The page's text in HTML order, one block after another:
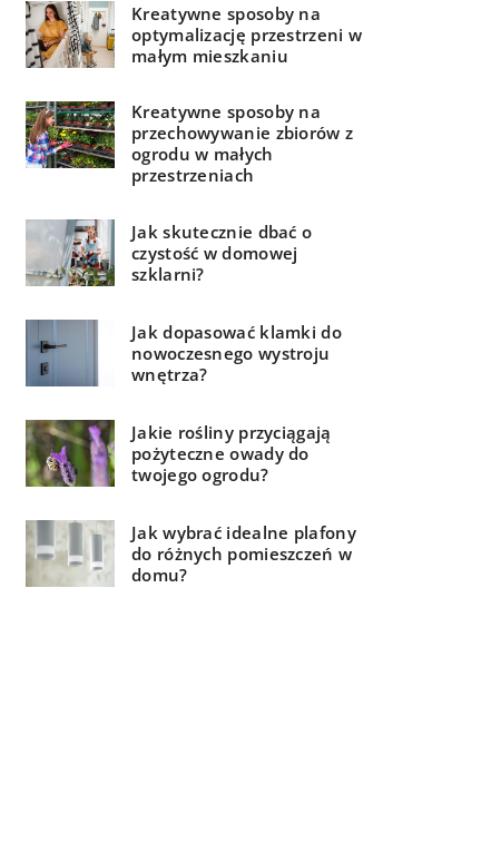
Kreatywne sposoby na
optymalizację przestrzeni w
małym mieszkaniu
Kreatywne sposoby na
przechowywanie zbiorów z
ogrodu w małych
przestrzeniach
Jak skutecznie dbać o
czystość w domowej
szklarni?
Jak dopasować klamki do
nowoczesnego wystroju
wnętrza?
Jakie rośliny przyciągają
pożyteczne owady do
twojego ogrodu?
Jak wybrać idealne plafony
do różnych pomieszczeń w
domu?